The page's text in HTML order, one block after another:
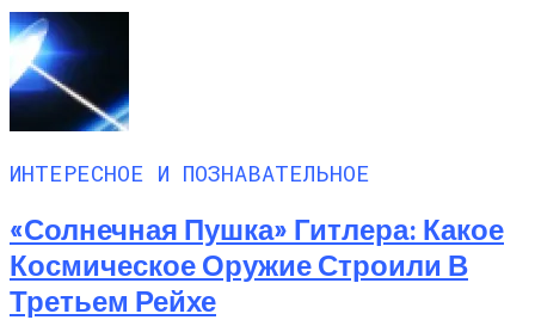
ИНТЕРЕСНОЕ И ПОЗНАВАТЕЛЬНОЕ
«Солнечная Пушка» Гитлера: Какое
Космическое Оружие Строили В
Третьем Рейхе